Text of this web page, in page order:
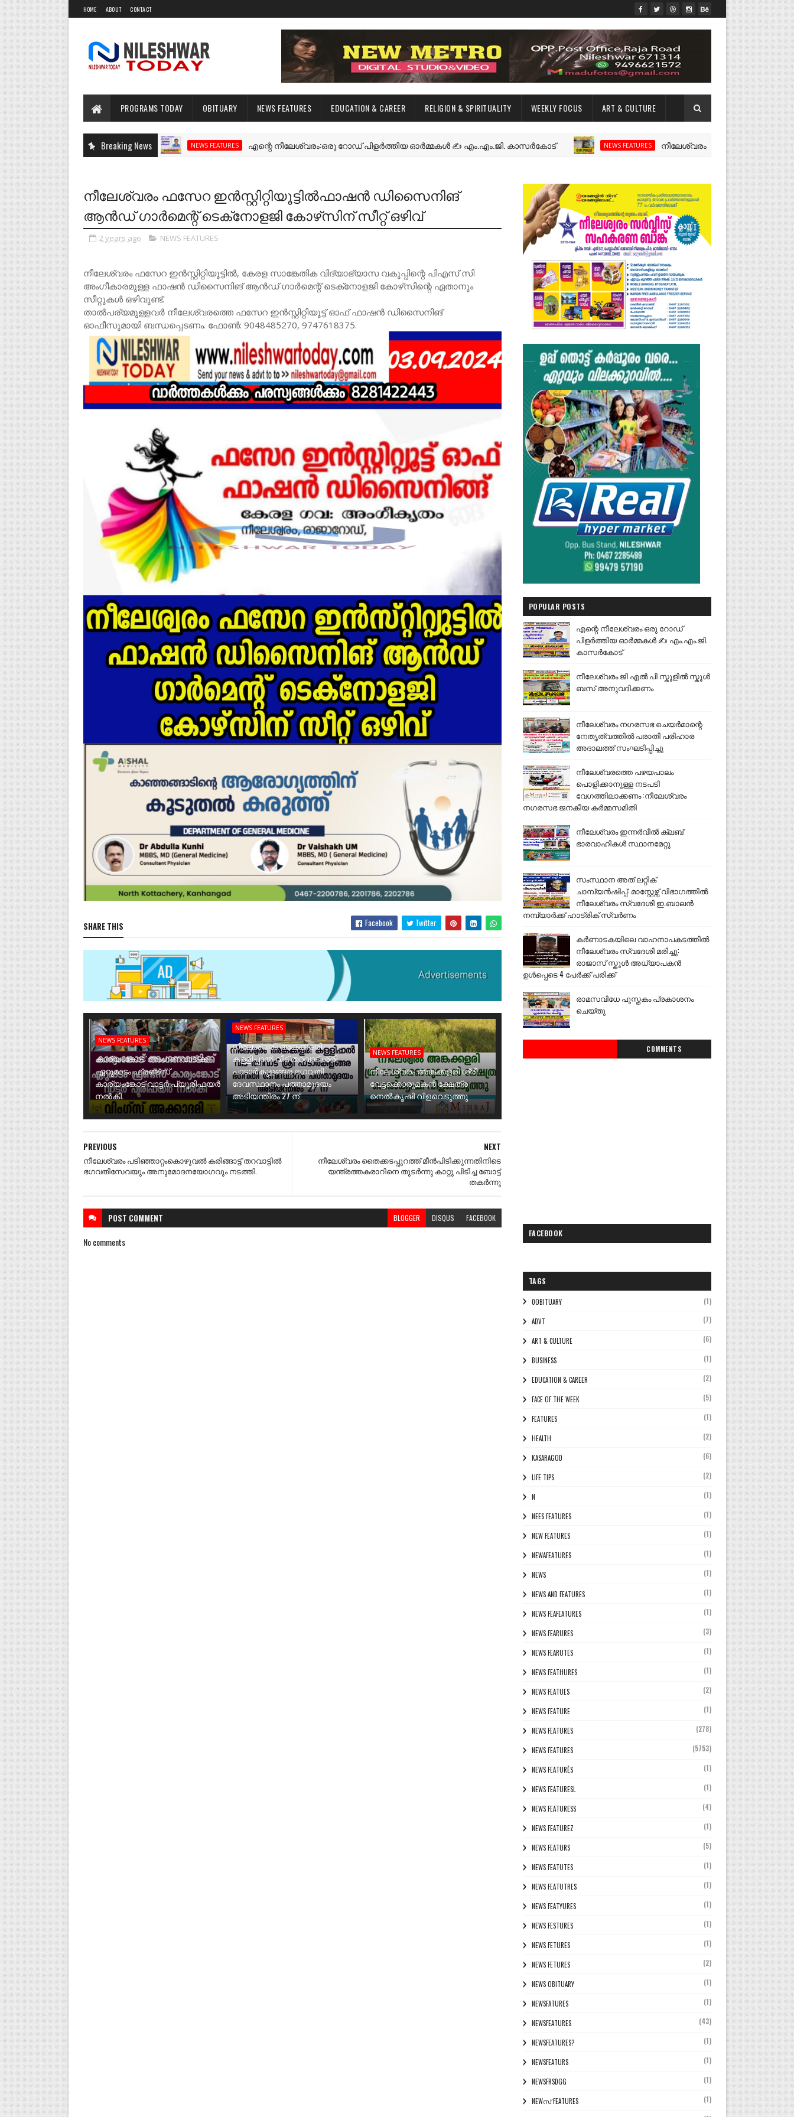
HOME ABOUT CONTACT
PROGRAMS TODAY OBITUARY NEWS FEATURES EDUCATION & CAREER RELIGION & SPIRITUALITY WEEKLY FOCUS ART & CULTURE
Breaking News NEWS FEATURES എന്റെ നീലേശ്വരം:ഒരു റോഡ് പിളർത്തിയ ഓർമ്മകൾ ✍️ എം.എം.ജി. കാസർകോട് NEWS FEATURES നീലേശ്വരം ജി എൽ പി സ്കൂളിൽ സ്കൂൾ
നീലേശ്വരം ഫസേറ ഇന്‍സ്റ്റിറ്റിയൂട്ടില്‍ഫാഷന്‍ ഡിസൈനിങ്‌
ആന്‍ഡ്‌ ഗാര്‍മെന്റ്‌ ടെക്‌നോളജി കോഴ്‌സിന്‌ സീറ്റ്‌ ഒഴിവ്‌
2 years ago NEWS FEATURES
നീലേശ്വരം ഫസേറ ഇന്‍സ്റ്റിറ്റിയൂട്ടില്‍, കേരള സാങ്കേതിക വിദ്യാഭ്യാസ വകുപ്പിന്റെ പിഎസ്‌ സി
അംഗീകാരമുള്ള ഫാഷന്‍ ഡിസൈനിങ്‌ ആന്‍ഡ്‌ ഗാര്‍മെന്റ്‌ ടെക്‌നോളജി കോഴ്‌സിന്റെ ഏതാനും
സീറ്റുകള്‍ ഒഴിവുണ്ട്‌.
താല്‍പര്യമുള്ളവര്‍ നീലേശ്വരത്തെ ഫസേറ ഇന്‍സ്റ്റിറ്റിയൂട്ട്‌ ഓഫ്‌ ഫാഷന്‍ ഡിസൈനിങ്‌
ഓഫീസുമായി ബന്ധപ്പെടണം. ഫോണ്‍: 9048485270, 9747618375.
SHARE THIS Facebook Twitter
NEWS FEATURES
കാര്യംങ്കോട് അംഗണവാടിക്ക്
ഏറുമാടം ഫ്രണ്ട്സ്
കാര്യംങ്കോട് വാട്ടർ പ്യൂരിഫയർ
നൽകി.
NEWS FEATURES
നീലേശ്വരം അങ്കക്കളരി
കള്ളിപ്പാൽ വീട് തറവാട് ശ്രീ
പാടാർകുളങ്ങര ഭഗവതി
ദേവസ്ഥാനം പത്താമുദയം
അടിയന്തിരം 27 ന്
NEWS FEATURES
നീലേശ്വരം അങ്കക്കളരി ശ്രീ
വേട്ടക്കൊരുമകൻ ക്ഷേത്ര
നെൽകൃഷി വിളവെടുത്തു
NEXT
നീലേശ്വരം തൈക്കടപ്പുറത്ത്‌ മീന്‍പിടിക്കുന്നതിനിടെ
യന്ത്രത്തകരാറിനെ തുടര്‍ന്നു കാറ്റു പിടിച്ച ബോട്ട്‌
തകര്‍ന്നു
PREVIOUS
നീലേശ്വരം പടിഞ്ഞാറ്റംകൊഴുവല്‍ കരിങ്ങാട്ട്‌ തറവാട്ടില്‍
ഭഗവതിസേവയും അനുമോദനയോഗവും നടത്തി.
POST COMMENT BLOGGER DISQUS FACEBOOK
No comments
POPULAR POSTS
എന്റെ നീലേശ്വരം:ഒരു റോഡ്
പിളർത്തിയ ഓർമ്മകൾ ✍️ എം.എം.ജി.
കാസർകോട്
നീലേശ്വരം ജി എൽ പി സ്കൂളിൽ സ്കൂൾ
ബസ് അനുവദിക്കണം
നീലേശ്വരം നഗരസഭ ചെയർമാന്റെ
നേതൃത്വത്തിൽ പരാതി പരിഹാര
അദാലത്ത് സംഘടിപ്പിച്ചു
നീലേശ്വരത്തെ പഴയപാലം
പൊളിക്കാനുള്ള നടപടി
വേഗത്തിലാക്കണം :നീലേശ്വരം
നഗരസഭ ജനകീയ കർമ്മസമിതി
നീലേശ്വരം ഇന്നർവീൽ ക്ലബ്
ഭാരവാഹികൾ സ്ഥാനമേറ്റു
സംസ്ഥാന അത് ലറ്റിക്
ചാമ്പ്യൻഷിപ്പ്: മാസ്റ്റേഴ്സ് വിഭാഗത്തിൽ
നീലേശ്വരം സ്വദേശി ഇ.ബാലൻ
നമ്പ്യാർക്ക് ഹാട്രിക് സ്വർണം
കർണാടകയിലെ വാഹനാപകടത്തിൽ
നീലേശ്വരം സ്വദേശി മരിച്ചു:
രാജാസ് സ്കൂൾ അധ്യാപകൻ
ഉൾപ്പെടെ 4 പേർക്ക് പരിക്ക്
രാമസവിധേ പുസ്തകം പ്രകാശനം
ചെയ്തു
COMMENTS
FACEBOOK
TAGS
0OBITUARY (1)
ADVT (7)
ART & CULTURE (6)
BUSINESS (1)
EDUCATION & CAREER (2)
FACE OF THE WEEK (5)
FEATURES (1)
HEALTH (2)
KASARAGOD (6)
LIFE TIPS (2)
N (1)
NEES FEATURES (1)
NEW FEATURES (1)
NEWAFEATURES (1)
NEWS (1)
NEWS AND FEATURES (1)
NEWS FEAFEATURES (1)
NEWS FEARURES (3)
NEWS FEARUTES (1)
NEWS FEATHURES (1)
NEWS FEATUES (2)
NEWS FEATURE (1)
NEWS FEATURES (278)
NEWS FEATURES (5753)
NEWS FEATURÈS (1)
NEWS FEATURESL (1)
NEWS FEATURESS (4)
NEWS FEATUREZ (1)
NEWS FEATURS (5)
NEWS FEATUTES (1)
NEWS FEATUTRES (1)
NEWS FEATYURES (1)
NEWS FESTURES (1)
NEWS FETURES (1)
NEWS FETURES (2)
NEWS OBITUARY (1)
NEWSFATURES (1)
NEWSFEATURES (43)
NEWSFEATURES? (1)
NEWSFEATURS (1)
NEWSFRSDGG (1)
NEWസ് FEATURES (1)